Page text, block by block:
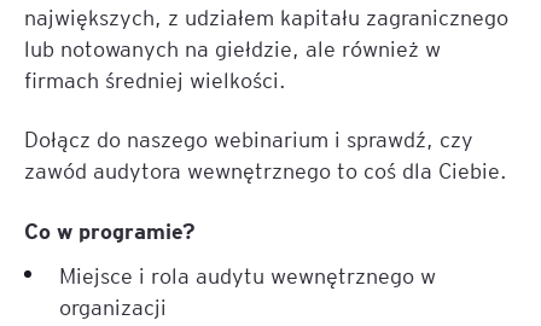
największych, z udziałem kapitału zagranicznego
lub notowanych na giełdzie, ale również w
firmach średniej wielkości.
Dołącz do naszego webinarium i sprawdź, czy
zawód audytora wewnętrznego to coś dla Ciebie.
Co w programie?
Miejsce i rola audytu wewnętrznego w
organizacji